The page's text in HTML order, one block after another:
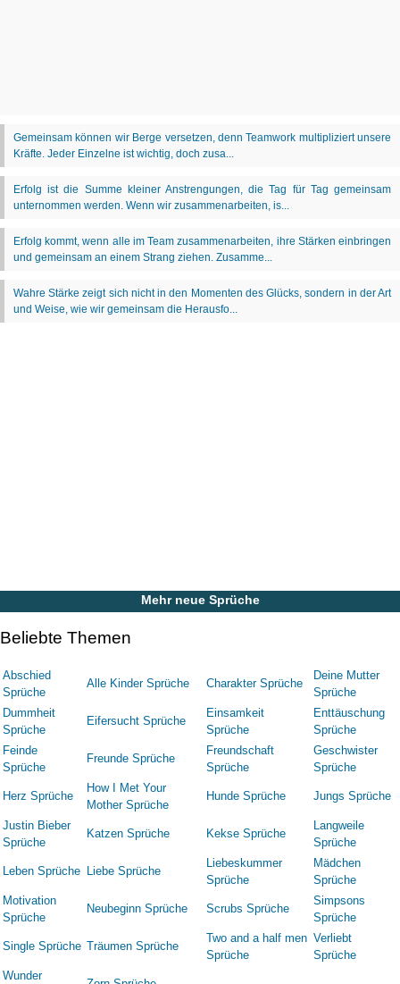
Mehr neue Sprüche
Beliebte Themen
Abschied
Sprüche
Alle Kinder Sprüche Charakter Sprüche
Deine Mutter
Sprüche
Dummheit
Sprüche
Eifersucht Sprüche
Einsamkeit
Sprüche
Enttäuschung
Sprüche
Feinde
Sprüche
Freunde Sprüche
Freundschaft
Sprüche
Geschwister
Sprüche
Herz Sprüche
How I Met Your
Mother Sprüche
Hunde Sprüche Jungs Sprüche
Justin Bieber
Sprüche
Katzen Sprüche Kekse Sprüche
Langweile
Sprüche
Leben Sprüche Liebe Sprüche
Liebeskummer
Sprüche
Mädchen
Sprüche
Motivation
Sprüche
Neubeginn Sprüche Scrubs Sprüche
Simpsons
Sprüche
Single Sprüche Träumen Sprüche
Two and a half men
Sprüche
Verliebt
Sprüche
Wunder